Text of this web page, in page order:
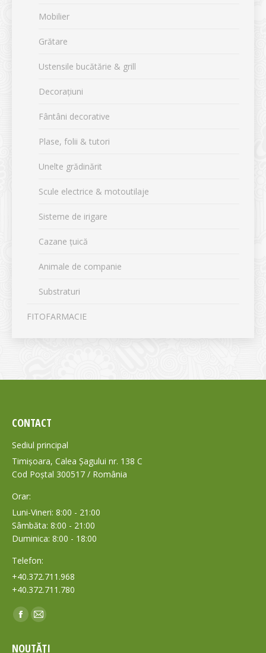
Mobilier
Grătare
Ustensile bucătărie & grill
Decorațiuni
Fântâni decorative
Plase, folii & tutori
Unelte grădinărit
Scule electrice & motoutilaje
Sisteme de irigare
Cazane țuică
Animale de companie
Substraturi
FITOFARMACIE
CONTACT
Sediul principal
Timișoara, Calea Șagului nr. 138 C
Cod Poștal 300517 / România
Orar:
Luni-Vineri: 8:00 - 21:00
Sâmbăta: 8:00 - 21:00
Duminica: 8:00 - 18:00
Telefon:
+40.372.711.968
+40.372.711.780
Find us on:
Facebook
Mail
NOUTĂȚI